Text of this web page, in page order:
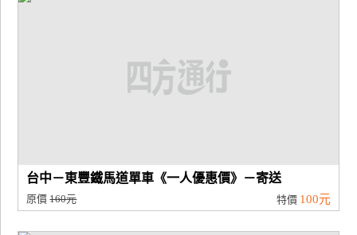
台中－東豐鐵馬道單車《一人優惠價》－寄送
原價160元 特價 100元